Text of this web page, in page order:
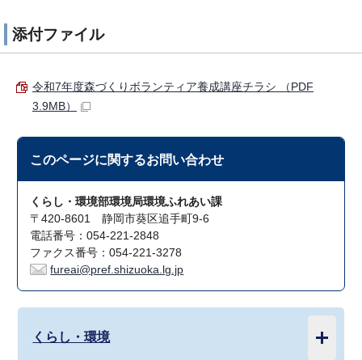
添付ファイル
令和7年度森づくりボランティア養成講座チラシ （PDF
3.9MB）
このページに関するお問い合わせ
くらし・環境部環境局環境ふれあい課
〒420-8601 静岡市葵区追手町9-6
電話番号：054-221-2848
ファクス番号：054-221-3278
fureai@pref.shizuoka.lg.jp
くらし・環境